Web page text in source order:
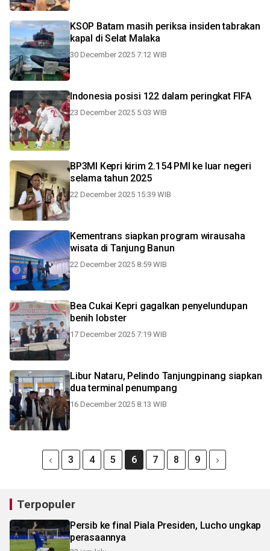
KSOP Batam masih periksa insiden tabrakan
kapal di Selat Malaka
30 December 2025 7:12 WIB
Indonesia posisi 122 dalam peringkat FIFA
23 December 2025 5:03 WIB
BP3MI Kepri kirim 2.154 PMI ke luar negeri
selama tahun 2025
22 December 2025 15:39 WIB
Kementrans siapkan program wirausaha
wisata di Tanjung Banun
22 December 2025 8:59 WIB
Bea Cukai Kepri gagalkan penyelundupan
benih lobster
17 December 2025 7:19 WIB
Libur Nataru, Pelindo Tanjungpinang siapkan
dua terminal penumpang
16 December 2025 8:13 WIB
3 4 5 6 7 8 9
Terpopuler
Persib ke final Piala Presiden, Lucho ungkap
perasaannya